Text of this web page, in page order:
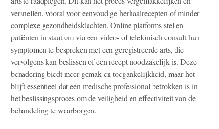
versnellen, vooral voor eenvoudige herhaalrecepten of minder
complexe gezondheidsklachten. Online platforms stellen
patiënten in staat om via een video- of telefonisch consult hun
symptomen te bespreken met een geregistreerde arts, die
vervolgens kan beslissen of een recept noodzakelijk is. Deze
benadering biedt meer gemak en toegankelijkheid, maar het
blijft essentieel dat een medische professional betrokken is in
het beslissingsproces om de veiligheid en effectiviteit van de
behandeling te waarborgen.